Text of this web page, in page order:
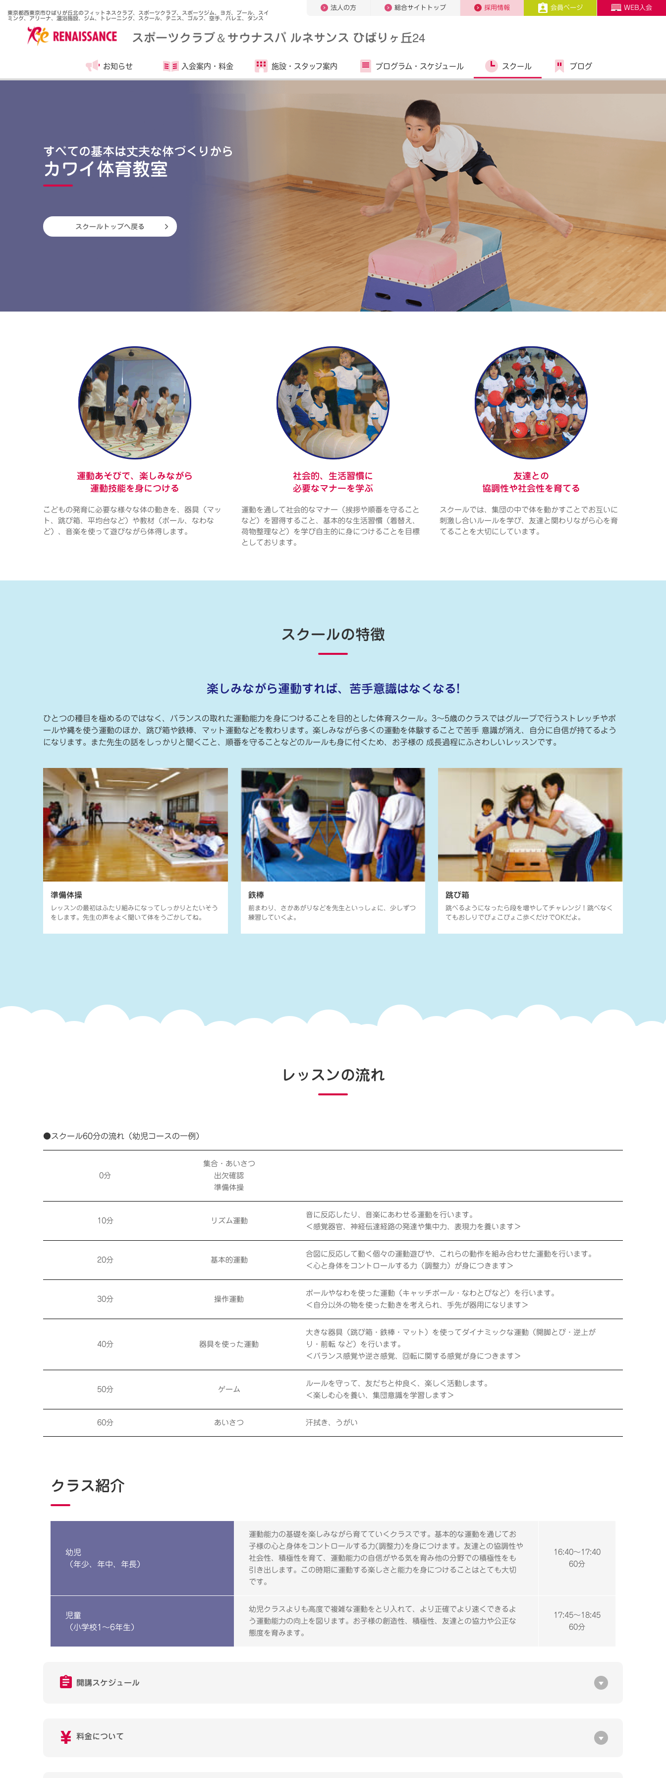
東京都西東京市ひばりが丘北のフィットネスクラブ、スポーツクラブ、スポーツジム、ヨガ、プール、スイ
ミング、アリーナ、温浴施設、ジム、トレーニング、スクール、テニス、ゴルフ、空手、バレエ、ダンス
法人の方 総合サイトトップ 採用情報 会員ページ WEB入会
スポーツクラブ＆サウナスパ ルネサンス ひばりヶ丘24
お知らせ 入会案内・ 料金 施設・ スタッフ案内 プログラム・ スケジュール スクール ブログ
すべての基本は丈夫な体づくりから
カワイ体育教室
スクールトップへ戻る
運動あそびで、楽しみながら
運動技能を身につける
こどもの発育に必要な様々な体の動きを、器具（マッ
ト、跳び箱、平均台など）や教材（ボール、なわな
ど）、音楽を使って遊びながら体得します。
社会的、生活習慣に
必要なマナーを学ぶ
運動を通して社会的なマナー（挨拶や順番を守ること
など）を習得すること、基本的な生活習慣（着替え、
荷物整理など）を学び自主的に身につけることを目標
としております。
友達との
協調性や社会性を育てる
スクールでは、集団の中で体を動かすことでお互いに
刺激し合いルールを学び、友達と関わりながら心を育
てることを大切にしています。
スクールの特徴
楽しみながら運動すれば、苦手意識はなくなる!
ひとつの種目を極めるのではなく、バランスの取れた運動能力を身につけることを目的とした体育スクール。3〜5歳のクラスではグループで行うストレッチやボ
ールや縄を使う運動のほか、跳び箱や鉄棒、マット運動などを教わります。楽しみながら多くの運動を体験することで苦手 意識が消え、自分に自信が持てるよう
になります。また先生の話をしっかりと聞くこと、順番を守ることなどのルールも身に付くため、お子様の 成長過程にふさわしいレッスンです。
準備体操
レッスンの最初はふたり組みになってしっかりとたいそう
をします。先生の声をよく聞いて体をうごかしてね。
鉄棒
前まわり、さかあがりなどを先生といっしょに、少しずつ
練習していくよ。
跳び箱
跳べるようになったら段を増やしてチャレンジ！跳べなく
てもおしりでぴょこぴょこ歩くだけでOKだよ。
レッスンの流れ
●スクール60分の流れ（幼児コースの一例）
0分
集合・あいさつ
出欠確認
準備体操
10分 リズム運動
音に反応したり、音楽にあわせる運動を行います。
＜感覚器官、神経伝達経路の発達や集中力、表現力を養います＞
20分 基本的運動
合図に反応して動く個々の運動遊びや、これらの動作を組み合わせた運動を行います。
＜心と身体をコントロールする力（調整力）が身につきます＞
30分 操作運動
ボールやなわを使った運動（キャッチボール・なわとびなど）を行います。
＜自分以外の物を使った動きを考えられ、手先が器用になります＞
40分 器具を使った運動
大きな器具（跳び箱・鉄棒・マット）を使ってダイナミックな運動（開脚とび・逆上が
り・前転 など）を行います。
＜バランス感覚や逆さ感覚、回転に関する感覚が身につきます＞
50分 ゲーム
ルールを守って、友だちと仲良く、楽しく活動します。
＜楽しむ心を養い、集団意識を学習します＞
60分 あいさつ 汗拭き、うがい
クラス紹介
幼児
（年少、年中、年長）
運動能力の基礎を楽しみながら育てていくクラスです。基本的な運動を通じてお
子様の心と身体をコントロールする力(調整力)を身につけます。友達との協調性や
社会性、積極性を育て、運動能力の自信がやる気を育み他の分野での積極性をも
引き出します。この時期に運動する楽しさと能力を身につけることはとても大切
です。
16:40～17:40
60分
児童
（小学校1～6年生）
幼児クラスよりも高度で複雑な運動をとり入れて、より正確でより速くできるよ
う運動能力の向上を図ります。お子様の創造性、積極性、友達との協力や公正な
態度を育みます。
17:45～18:45
60分
開講スケジュール
料金について